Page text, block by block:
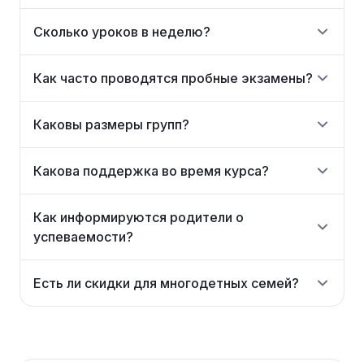
Сколько уроков в неделю?
Как часто проводятся пробные экзамены?
Каковы размеры групп?
Какова поддержка во время курса?
Как информируются родители о
успеваемости?
Есть ли скидки для многодетных семей?